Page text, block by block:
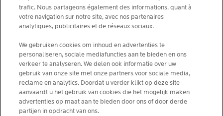
86270 La Roche-Posay France
consumercareNL@loreal.com
*IQVIA NPA, dermocosmetica, apotheekkanaal België,
voorgeschreven producten door dermatologen, volume.
YTD 08/2025, België.
trafic. Nous partageons également des informations, quant à
votre navigation sur notre site, avec nos partenaires
analytiques, publicitaires et de réseaux sociaux.
We gebruiken cookies om inhoud en advertenties te
personaliseren, sociale mediafuncties aan te bieden en ons
verkeer te analyseren. We delen ook informatie over uw
gebruik van onze site met onze partners voor sociale media,
reclame en analytics. Doordat u verder klikt op deze site
aanvaardt u het gebruik van cookies die het mogelijk maken
advertenties op maat aan te bieden door ons of door derde
partijen in opdracht van ons.